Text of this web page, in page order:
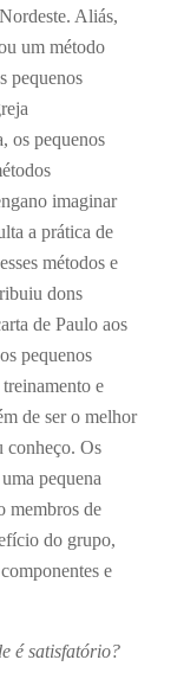
Aliás,
um método
pequenos
os pequenos
imaginar
a prática de
métodos e
dons
de Paulo aos
pequenos
e
de ser o melhor
conheço. Os
pequena
membros de
do grupo,
e
é satisfatório?